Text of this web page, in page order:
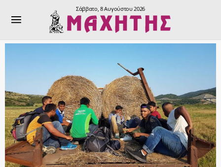
Σάββατο, 8 Αυγούστου 2026